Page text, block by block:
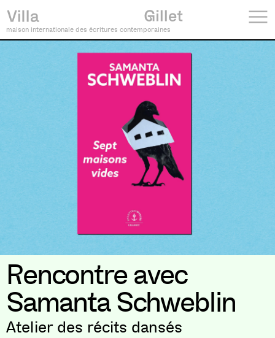
maison internationale des écritures contemporaines
Rencontre avec
Samanta Schweblin
Atelier des récits dansés